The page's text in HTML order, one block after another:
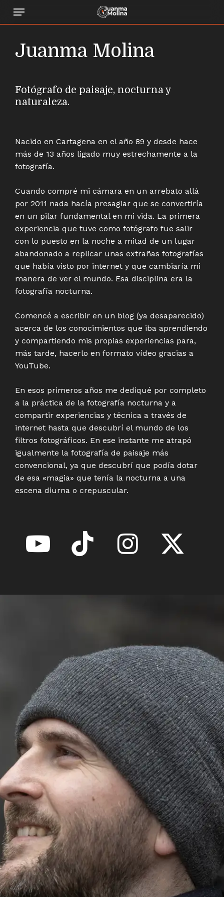
content
Menu
Juanma Molina
Fotógrafo de paisaje, nocturna y
naturaleza.
Nacido en Cartagena en el año 89 y desde hace
más de 13 años ligado muy estrechamente a la
fotografía.
Cuando compré mi cámara en un arrebato allá
por 2011 nada hacía presagiar que se convertiría
en un pilar fundamental en mi vida. La primera
experiencia que tuve como fotógrafo fue salir
con lo puesto en la noche a mitad de un lugar
abandonado a replicar unas extrañas fotografías
que había visto por internet y que cambiaría mi
manera de ver el mundo. Esa disciplina era la
fotografía nocturna.
Comencé a escribir en un blog (ya desaparecido)
acerca de los conocimientos que iba aprendiendo
y compartiendo mis propias experiencias para,
más tarde, hacerlo en formato vídeo gracias a
YouTube.
En esos primeros años me dediqué por completo
a la práctica de la fotografía nocturna y a
compartir experiencias y técnica a través de
internet hasta que descubrí el mundo de los
filtros fotográficos. En ese instante me atrapó
igualmente la fotografía de paisaje más
convencional, ya que descubrí que podía dotar
de esa «magia» que tenía la nocturna a una
escena diurna o crepuscular.